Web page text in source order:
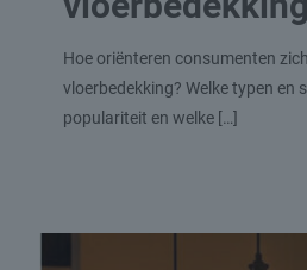
Hoe oriënteren consumenten
vloerbedekking? Welke typen en
populariteit en welke […]